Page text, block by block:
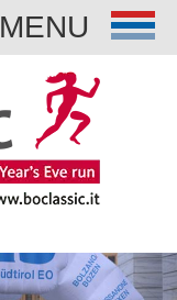
MENU